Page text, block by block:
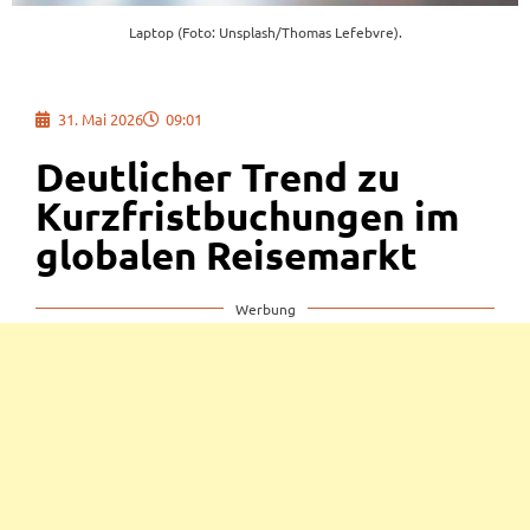
Laptop (Foto: Unsplash/Thomas Lefebvre).
31. Mai 2026 09:01
Deutlicher Trend zu
Kurzfristbuchungen im
globalen Reisemarkt
Werbung